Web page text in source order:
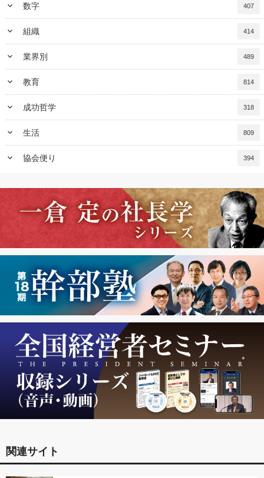
keyboard_arrow_down 数字 407
keyboard_arrow_down 組織 414
keyboard_arrow_down 業界別 489
keyboard_arrow_down 教育 814
keyboard_arrow_down 成功哲学 318
keyboard_arrow_down 生活 809
keyboard_arrow_down 協会便り 394
関連サイト